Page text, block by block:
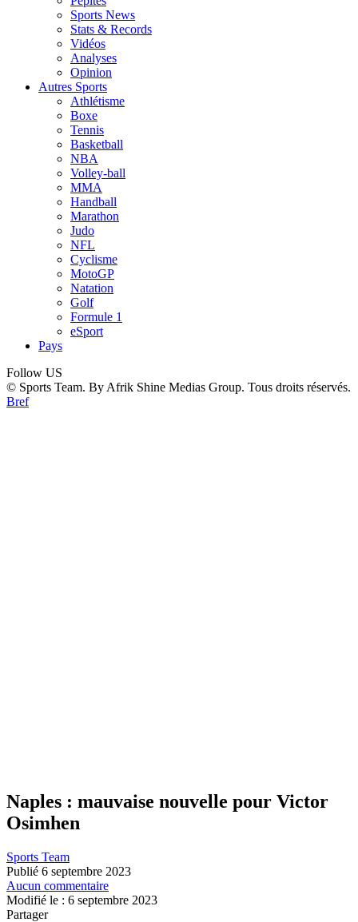
Sports News
Stats & Records
Vidéos
Analyses
Opinion
Autres Sports
Athlétisme
Boxe
Tennis
Basketball
NBA
Volley-ball
MMA
Handball
Marathon
Judo
NFL
Cyclisme
MotoGP
Natation
Golf
Formule 1
eSport
Pays
Follow US
© Sports Team. By Afrik Shine Medias Group. Tous droits réservés.
Bref
Naples : mauvaise nouvelle pour Victor
Osimhen
Sports Team
Publié 6 septembre 2023
Aucun commentaire
Modifié le : 6 septembre 2023
Partager